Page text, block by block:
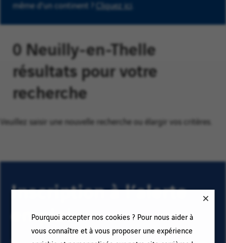
Pourquoi accepter nos cookies ? Pour nous aider à
vous connaître et à vous proposer une expérience
même d'un continent ? Cliquez ici
0 Neuilly-en-Thelle
résultats pour votre
recherche
Veuillez saisir une nouvelle recherche ou élargir vos critères.
Inscription à l’alerte
emploi